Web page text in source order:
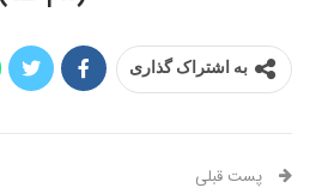
به اشتراک گذاری
پست قبلی